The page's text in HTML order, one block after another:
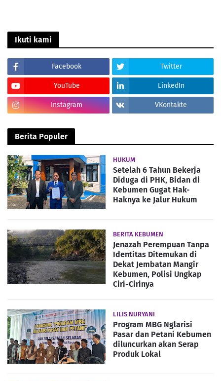
Ikuti kami
Facebook Twitter
YouTube LinkedIn
Instagram VKontakte
Berita Populer
HUKUM
Setelah 6 Tahun Bekerja
Diduga di PHK, Bidan di
Kebumen Gugat Hak-
Haknya ke Jalur Hukum
BERITA KEBUMEN
Jenazah Perempuan Tanpa
Identitas Ditemukan di
Dekat Jembatan Mangir
Kebumen, Polisi Ungkap
Ciri-Cirinya
LILIS NURYANI
Program MBG Nglarisi
Pasar dan Petani Kebumen
diluncurkan akan Serap
Produk Lokal